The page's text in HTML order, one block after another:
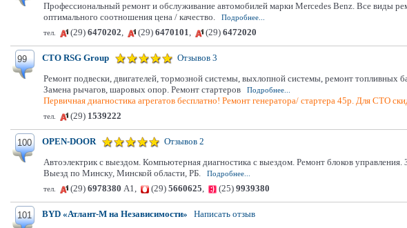
Профессиональный ремонт и обслуживание автомобилей марки Mercedes Benz. Все виды
оптимального соотношения цена / качество.
Подробнее...
тел.
(29) 6470202, (29) 6470101, (29) 6472020
99 СТО RSG Group Отзывов 3
Ремонт подвески, двигателей, тормозной системы, выхлопной системы, ремонт топливных
Замена рычагов, шаровых опор. Ремонт стартеров
Подробнее...
Первичная диагностика агрегатов бесплатно! Ремонт генератора/ стартера 45р. Для СТО
тел. (29) 1539222
100 OPEN-DOOR Отзывов 2
Автоэлектрик с выездом. Компьютерная диагностика с выездом. Ремонт блоков
Выезд по Минску, Минской области, РБ.
Подробнее...
тел.
(29) 6978380 А1, (29) 5660625, (25) 9939380
101 BYD «Атлант-М на Независимости» Написать отзыв